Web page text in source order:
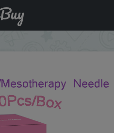
4mm meso Superfine